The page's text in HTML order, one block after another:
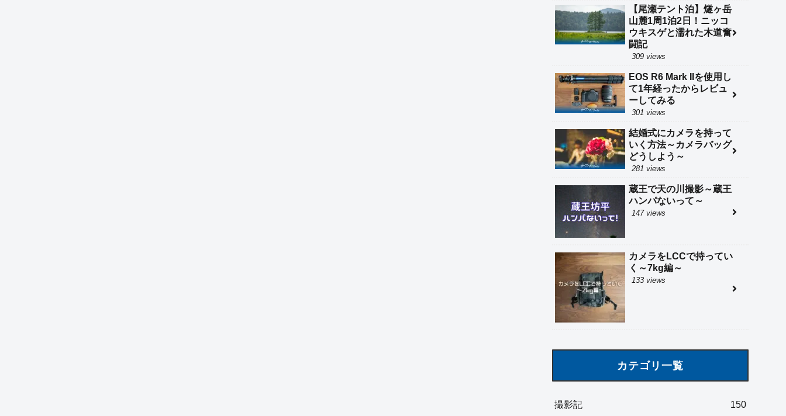
【尾瀬テント泊】燧ヶ岳
山麓1周1泊2日！ニッコ
ウキスゲと濡れた木道奮
闘記
309 views
EOS R6 Mark IIを使用し
て1年経ったからレビュ
ーしてみる
301 views
結婚式にカメラを持って
いく方法～カメラバッグ
どうしよう～
281 views
蔵王で天の川撮影～蔵王
ハンパないって～
147 views
カメラをLCCで持ってい
く～7kg編～
133 views
カテゴリ一覧
撮影記 150